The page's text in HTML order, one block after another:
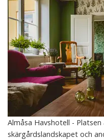
Almåsa Havshotell -
skärgårdslandskapet och